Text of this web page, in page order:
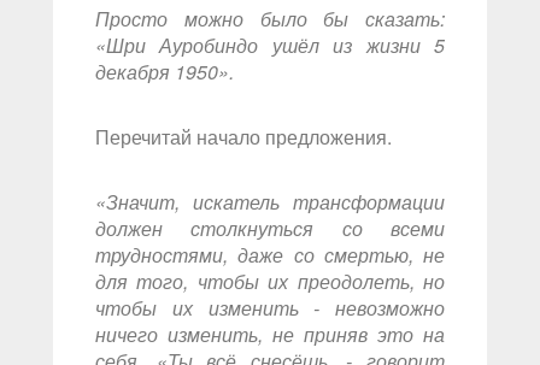
Просто можно было бы сказать:
«Шри Ауробиндо ушёл из жизни 5
декабря 1950».
Перечитай начало предложения.
«Значит, искатель трансформации
должен столкнуться со всеми
трудностями, даже со смертью, не
для того, чтобы их преодолеть, но
чтобы их изменить - невозможно
ничего изменить, не приняв это на